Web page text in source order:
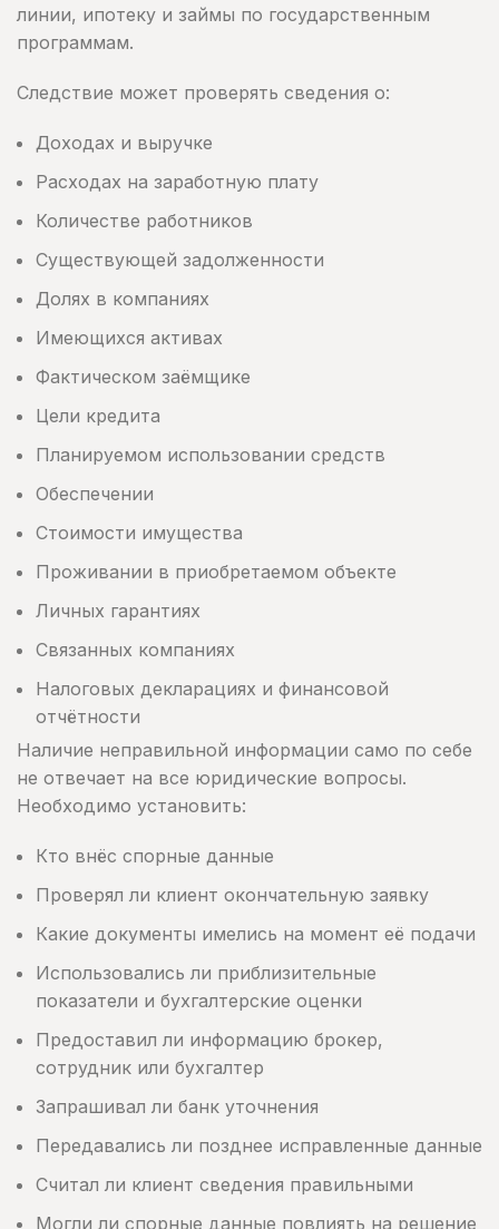
линии, ипотеку и займы по государственным
программам.
Следствие может проверять сведения о:
Доходах и выручке
Расходах на заработную плату
Количестве работников
Существующей задолженности
Долях в компаниях
Имеющихся активах
Фактическом заёмщике
Цели кредита
Планируемом использовании средств
Обеспечении
Стоимости имущества
Проживании в приобретаемом объекте
Личных гарантиях
Связанных компаниях
Налоговых декларациях и финансовой
отчётности
Наличие неправильной информации само по себе
не отвечает на все юридические вопросы.
Необходимо установить:
Кто внёс спорные данные
Проверял ли клиент окончательную заявку
Какие документы имелись на момент её подачи
Использовались ли приблизительные
показатели и бухгалтерские оценки
Предоставил ли информацию брокер,
сотрудник или бухгалтер
Запрашивал ли банк уточнения
Передавались ли позднее исправленные данные
Считал ли клиент сведения правильными
Могли ли спорные данные повлиять на решение